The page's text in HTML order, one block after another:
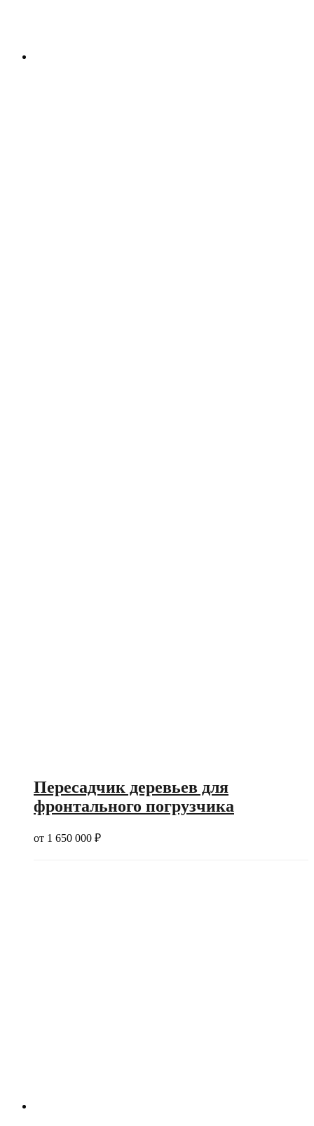
Пересадчик деревьев для
фронтального погрузчика
от 1 650 000 ₽